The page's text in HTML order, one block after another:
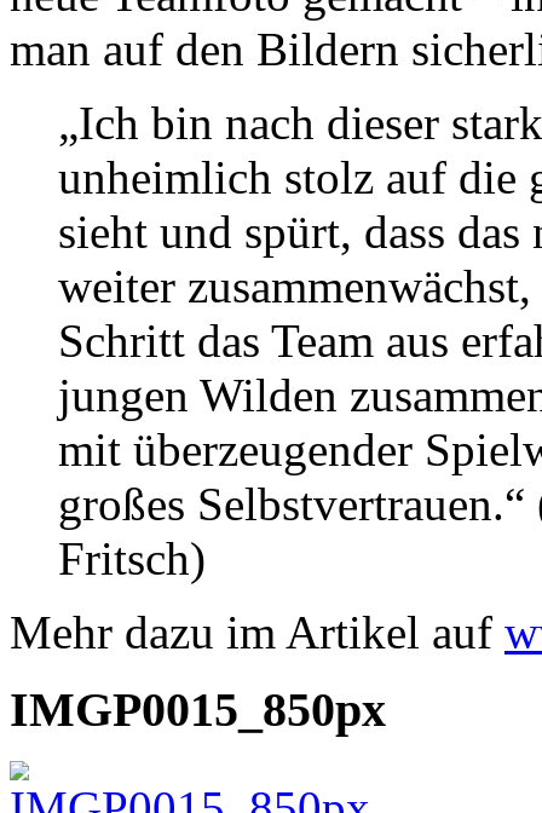
man auf den Bildern
„Ich bin nach dieser
unheimlich stolz auf die
sieht und spürt, dass
weiter
Schritt das Team aus
jungen Wilden
mit überzeugender
großes
Fritsch)
Mehr dazu im Artikel auf
IMGP0015_850px